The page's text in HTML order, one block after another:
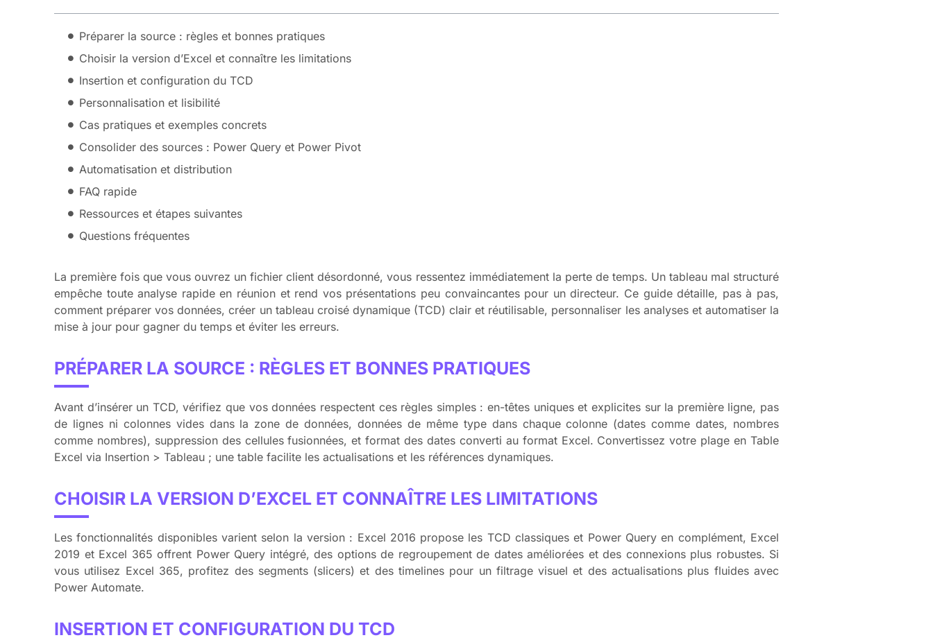
Préparer la source : règles et bonnes pratiques
Choisir la version d’Excel et connaître les limitations
Insertion et configuration du TCD
Personnalisation et lisibilité
Cas pratiques et exemples concrets
Consolider des sources : Power Query et Power Pivot
Automatisation et distribution
FAQ rapide
Ressources et étapes suivantes
Questions fréquentes
La première fois que vous ouvrez un fichier client désordonné, vous ressentez immédiatement la perte de temps. Un tableau mal structuré
empêche toute analyse rapide en réunion et rend vos présentations peu convaincantes pour un directeur. Ce guide détaille, pas à pas,
comment préparer vos données, créer un tableau croisé dynamique (TCD) clair et réutilisable, personnaliser les analyses et automatiser la
mise à jour pour gagner du temps et éviter les erreurs.
PRÉPARER LA SOURCE : RÈGLES ET BONNES PRATIQUES
Avant d’insérer un TCD, vérifiez que vos données respectent ces règles simples : en-têtes uniques et explicites sur la première ligne, pas
de lignes ni colonnes vides dans la zone de données, données de même type dans chaque colonne (dates comme dates, nombres
comme nombres), suppression des cellules fusionnées, et format des dates converti au format Excel. Convertissez votre plage en Table
Excel via Insertion > Tableau ; une table facilite les actualisations et les références dynamiques.
CHOISIR LA VERSION D’EXCEL ET CONNAÎTRE LES LIMITATIONS
Les fonctionnalités disponibles varient selon la version : Excel 2016 propose les TCD classiques et Power Query en complément, Excel
2019 et Excel 365 offrent Power Query intégré, des options de regroupement de dates améliorées et des connexions plus robustes. Si
vous utilisez Excel 365, profitez des segments (slicers) et des timelines pour un filtrage visuel et des actualisations plus fluides avec
Power Automate.
INSERTION ET CONFIGURATION DU TCD